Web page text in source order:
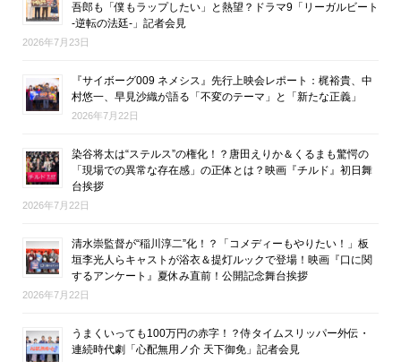
吾郎も「僕もラップしたい」と熱望？ドラマ9「リーガルビート
-逆転の法廷-」記者会見
2026年7月23日
『サイボーグ009 ネメシス』先行上映会レポート：梶裕貴、中
村悠一、早見沙織が語る「不変のテーマ」と「新たな正義」
2026年7月22日
染谷将太は“ステルス”の権化！？唐田えりか＆くるまも驚愕の
「現場での異常な存在感」の正体とは？映画『チルド』初日舞
台挨拶
2026年7月22日
清水崇監督が“稲川淳二”化！？「コメディーもやりたい！」板
垣李光人らキャストが浴衣＆提灯ルックで登場！映画『口に関
するアンケート』夏休み直前！公開記念舞台挨拶
2026年7月22日
うまくいっても100万円の赤字！？侍タイムスリッパー外伝・
連続時代劇「心配無用ノ介 天下御免」記者会見